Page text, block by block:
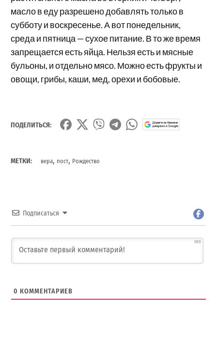
масло в еду разрешено добавлять только в
субботу и воскресенье. А вот понедельник,
среда и пятница — сухое питание. В то же время
запрещается есть яйца. Нельзя есть и мясные
бульоны, и отдельно мясо. Можно есть фрукты и
овощи, грибы, каши, мед, орехи и бобовые.
ПОДЕЛИТЬСЯ:
МЕТКИ: вера, пост, Рождество
Подписаться
500
0 КОММЕНТАРИЕВ